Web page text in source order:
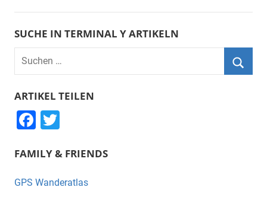
SUCHE IN TERMINAL Y ARTIKELN
Suchen
nach:
ARTIKEL TEILEN
F
c
e
tt
er
FAMILY & FRIENDS
GPS Wanderatlas